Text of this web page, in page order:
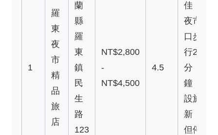
1
羅
東
夜
市
精
品
旅
店
蘭
縣
羅
東
鎮
民
生
路
123
NT$2,800
-
NT$4,500
4.5
佳，
夜市
口步
行2
分
鐘，
設施
新，
但停